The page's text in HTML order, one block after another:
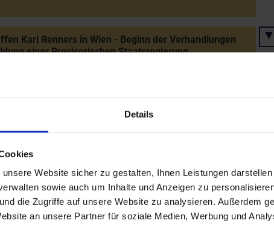
Details
Website sicher zu gestalten, Ihnen Leistungen
sowie auch um Inhalte und Anzeigen zu
die Zugriffe auf unsere Website zu analysieren. Außerdem
an unsere Partner für soziale Medien, Werbung und
Karl Renners in Wien - Beginn der Verhandlungen
einer Provisorischen Staatsregierung
der Vereinten Nationen in San Franzisco
Österreich und Einsetzung einer Provisorischen
unter Karl Renner
Staatsregierung Renner